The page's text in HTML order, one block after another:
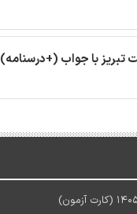
تبریز با جواب (+درسنامه)